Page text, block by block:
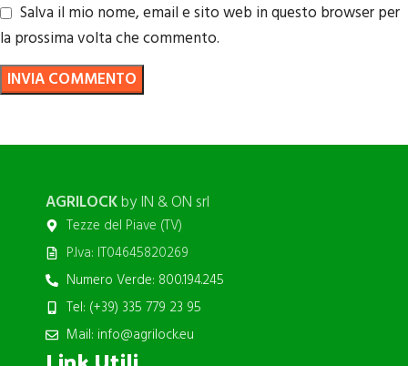
Salva il mio nome, email e sito web in questo browser per
la prossima volta che commento.
AGRILOCKby IN & ON srl
Tezze del Piave (TV)
P.Iva: IT04645820269
Numero Verde: 800.194.245
Tel: (+39) 335 779 23 95
Mail: info@agrilock.eu